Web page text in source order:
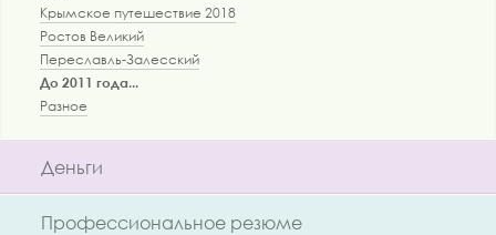
Крымское путешествие 2018
Ростов Великий
Переславль-Залесский
До 2011 года...
Разное
Деньги
Профессиональное резюме